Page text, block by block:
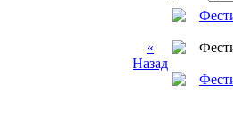
«
Назад